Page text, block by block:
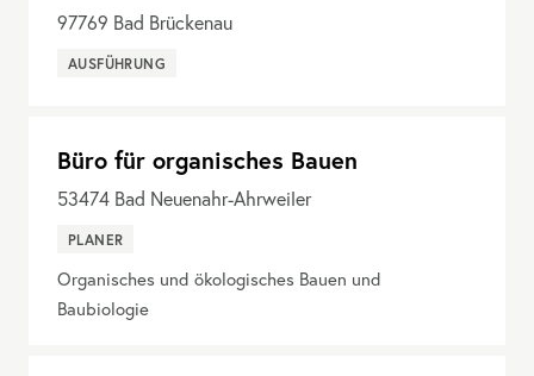
97769 Bad Brückenau
AUSFÜHRUNG
Büro für organisches Bauen
53474 Bad Neuenahr-Ahrweiler
PLANER
Organisches und ökologisches Bauen und
Baubiologie